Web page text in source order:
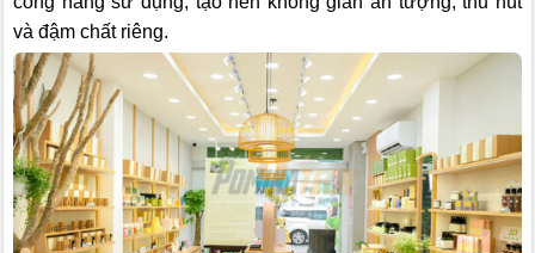
và đậm chất riêng.